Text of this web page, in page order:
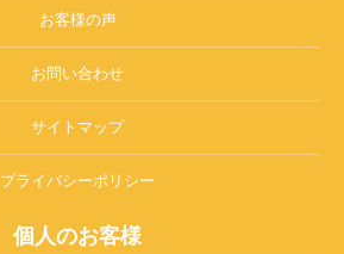
お客様の声
お問い合わせ
サイトマップ
プライバシーポリシー
個人のお客様